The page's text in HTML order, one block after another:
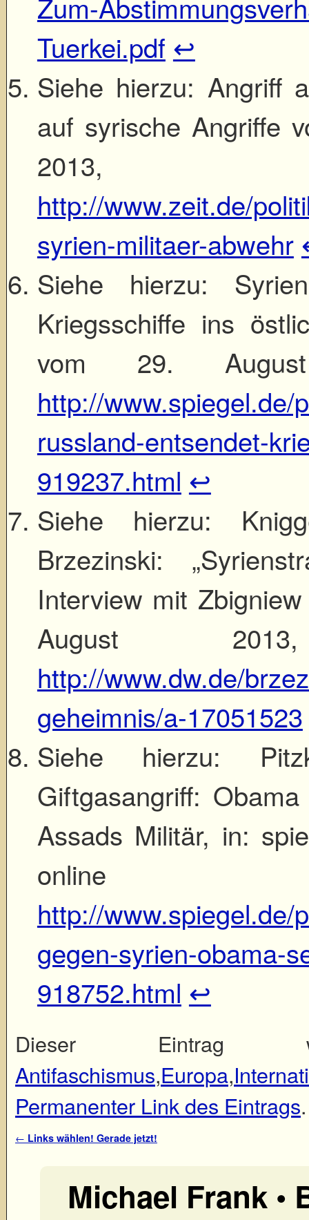
Tuerkei.pdf ↩
Siehe hierzu: Angriff
auf syrische Angriffe
2013,
http://www.zeit.de/
syrien-militaer-abwehr
Siehe hierzu:
Kriegsschiffe ins
vom 29.
http://www.spiegel.de/
russland-entsendet-
919237.html ↩
Siehe hierzu:
Brzezinski:
Interview mit
August
http://www.dw.de/
geheimnis/a-17051523
Siehe hierzu:
Giftgasangriff:
Assads Militär, in:
http://www.spiegel.de/
gegen-syrien-obama-
918752.html ↩
Dieser Eintrag
Antifaschismus,Europa,
Permanenter Link des Eintrags.
Artikelnavigation
← Links wählen! Gerade jetzt!
Michael Frank •